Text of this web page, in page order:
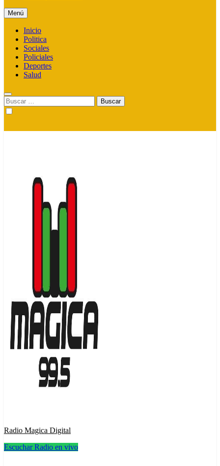
Menú
Inicio
Politica
Sociales
Policiales
Deportes
Salud
Buscar:
Radio Magica Digital
Escuchar Radio en vivo